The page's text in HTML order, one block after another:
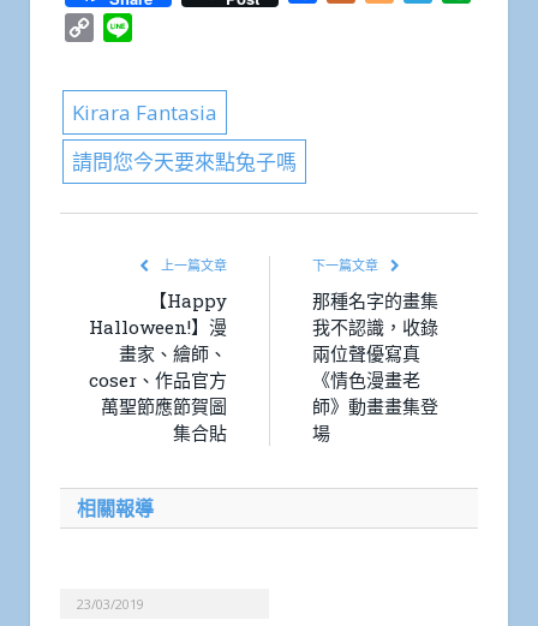
Copy
Kirara Fantasia
請問您今天要來點兔子嗎
上一篇文章
【Happy
Halloween!】漫
畫家、繪師、
coser、作品官方
萬聖節應節賀圖
集合貼
下一篇文章
那種名字的畫集
我不認識，收錄
兩位聲優寫真
《情色漫畫老
師》動畫畫集登
場
相關報導
23/03/2019